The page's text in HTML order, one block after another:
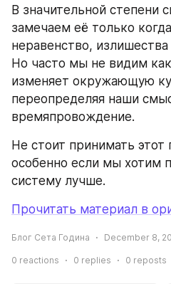
В значительной степени
замечаем её только
неравенство,
Но часто мы не видим
изменяет окружающую
переопределяя наши
времяпровождение.
Не стоит принимать
особенно если мы хотим
систему лучше.
Прочитать материал в
Блог Сета Година December 8,
0 reactions 0 replies 0 reposts